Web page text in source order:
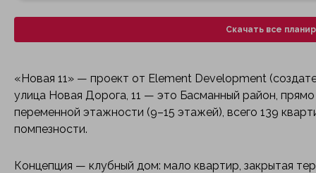
Скачать все
«Новая 11» — проект от Element Development
улица Новая Дорога, 11 — это Басманный район,
переменной этажности (9–15 этажей), всего 139
помпезности.
Концепция — клубный дом: мало квартир, закрытая